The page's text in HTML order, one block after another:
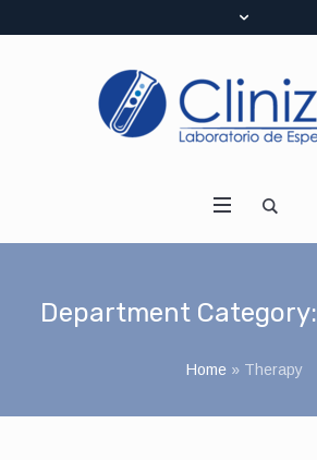
Department Category:
Home» Therapy